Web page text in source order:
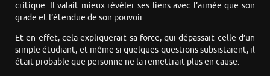
critique. Il valait mieux révéler ses liens avec l’armée que son
grade et l’étendue de son pouvoir.
Et en effet, cela expliquerait sa force, qui dépassait celle d’un
simple étudiant, et même si quelques questions subsistaient, il
était probable que personne ne la remettrait plus en cause.